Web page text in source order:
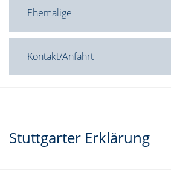
Ehemalige
Kontakt/Anfahrt
Stuttgarter Erklärung